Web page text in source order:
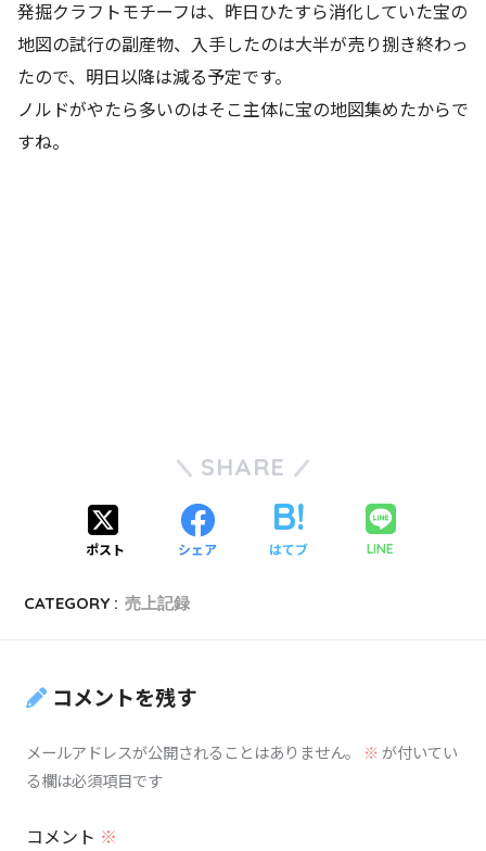
発掘クラフトモチーフは、昨日ひたすら消化していた宝の
地図の試行の副産物、入手したのは大半が売り捌き終わっ
たので、明日以降は減る予定です。
ノルドがやたら多いのはそこ主体に宝の地図集めたからで
すね。
SHARE
ポスト シェア はてブ LINE
CATEGORY : 売上記録
コメントを残す
メールアドレスが公開されることはありません。 ※が付いてい
る欄は必須項目です
コメント ※